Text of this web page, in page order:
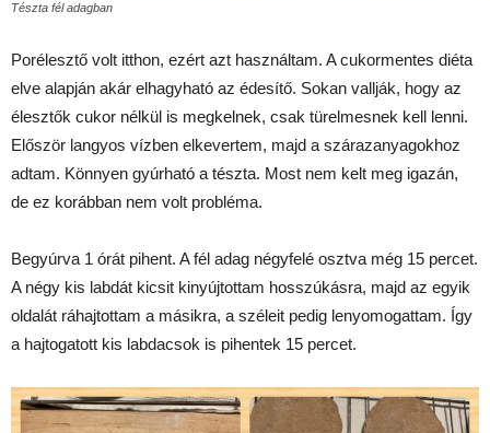
Tészta fél adagban
Porélesztő volt itthon, ezért azt használtam. A cukormentes diéta
elve alapján akár elhagyható az édesítő. Sokan vallják, hogy az
élesztők cukor nélkül is megkelnek, csak türelmesnek kell lenni.
Először langyos vízben elkevertem, majd a szárazanyagokhoz
adtam. Könnyen gyúrható a tészta. Most nem kelt meg igazán,
de ez korábban nem volt probléma.
Begyúrva 1 órát pihent. A fél adag négyfelé osztva még 15 percet.
A négy kis labdát kicsit kinyújtottam hosszúkásra, majd az egyik
oldalát ráhajtottam a másikra, a széleit pedig lenyomogattam. Így
a hajtogatott kis labdacsok is pihentek 15 percet.